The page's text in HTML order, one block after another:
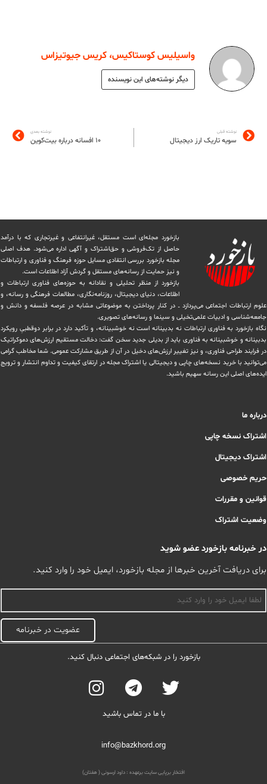
واسیلیس کوستاکیس، کریس جیوتیزاس
دیگر نوشته‌های این نویسنده
نوشته قبلی
سویه تاریک ارز دیجیتال
نوشته بعدی
۱۰ افسانه درباره بیت‌کوین
بازخورد مجله‌ای است مستقل، غیرانتفاعی و غیرتجاری که با درآمد
حاصل از تک‌فروشی و حق‌اشتراک و آگهی اداره می‌شود. ‏هدف اصلی
مجله بازخورد بررسی انتقادی مسایل حوزه فرهنگ و فناوری و ارتباطات
و نیز حمایت از رسانه‌های مستقل و‌ گردش ‏آزاد اطلاعات است.
بازخورد از منظر تحلیلی و نقادانه به حوزه‌های فناوری ارتباطات و
اطلاعات، دنیای دیجیتال، روزنامه‌نگاری، ‏مطالعات فرهنگی و رسانه، و
علوم ارتباطات اجتماعی می‌پردازد ــ در کنار پرداختن به موضوعاتی مشابه در عرصه فلسفه و دانش و
‏جامعه‌شناسی و ادبیات علمی‌تخیلی و سینما و رسانه‌های تصویری.
نگاه بازخورد به فناوری ارتباطات نه بدبینانه است نه خوشبینانه، و تأکید دارد ‏در برابر دوقطبیِ رویکرد
بدبینانه و خوشبینانه به فناوری باید از بدیلی جدید سخن گفت: دخالت مستقیم ارزش‌های دموکراتیک
در ‏فرایند طراحی فناوری، و نیز تغییر ارزش‌های دخيل در آن از طریق مشاركت عمومی. شما مخاطب گرامی
می‌توانید با خرید نسخه‌های چاپی و دیجیتالی یا ‏اشتراک مجله در ارتقای کیفیت و تداوم انتشار و ترویج
ایده‌های اصلی این رسانه سهیم باشید.
درباره ما
اشتراک نسخه چاپی
اشتراک دیجیتال
حریم خصوصی
قوانین و مقررات
وضعیت اشتراک
در خبرنامه بازخورد عضو شوید
برای دریافت آخرین خبرها از مجله بازخورد، ایمیل خود را وارد کنید.
عضویت در خبرنامه
بازخورد را در شبکه‌های اجتماعی دنبال کنید.
با ما در تماس باشید
info@bazkhord.org
افتخار برپایی سایت برعهده : داود ارسونی ( هفتان)